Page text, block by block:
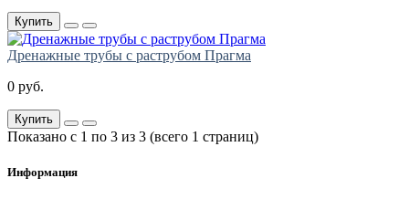
Купить
Дренажные трубы с раструбом Прагма
0 руб.
Купить
Показано с 1 по 3 из 3 (всего 1 страниц)
Информация